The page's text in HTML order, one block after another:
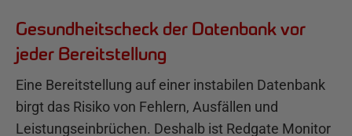
Gesundheitscheck der Datenbank vor
jeder Bereitstellung
Eine Bereitstellung auf einer instabilen Datenbank
birgt das Risiko von Fehlern, Ausfällen und
Leistungseinbrüchen. Deshalb ist Redgate Monitor